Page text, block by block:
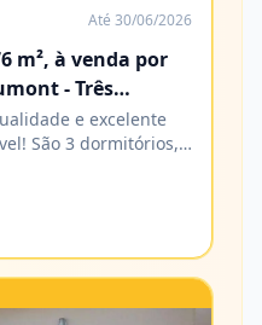
Até 30/06/2026
m², à venda por
- Três
São 3 dormitórios,
e excelente padrão